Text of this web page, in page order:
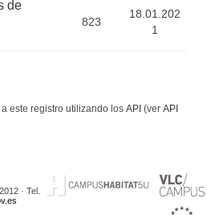
de
823
18.01.202
1
este registro utilizando los API (ver API
· Tel.